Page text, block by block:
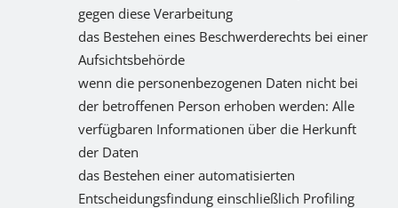
gegen diese Verarbeitung
das Bestehen eines Beschwerderechts bei einer
Aufsichtsbehörde
wenn die personenbezogenen Daten nicht bei
der betroffenen Person erhoben werden: Alle
verfügbaren Informationen über die Herkunft
der Daten
das Bestehen einer automatisierten
Entscheidungsfindung einschließlich Profiling